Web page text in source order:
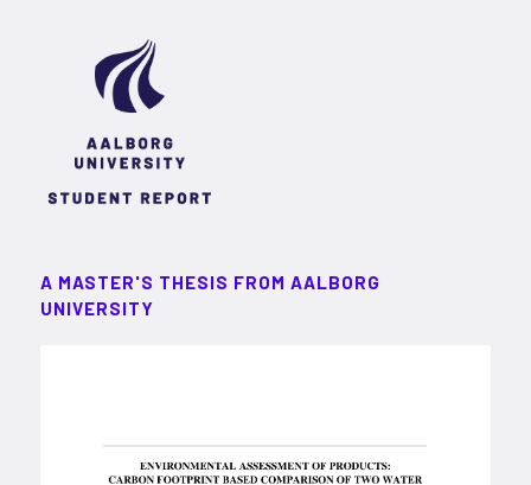
A MASTER'S THESIS FROM AALBORG
UNIVERSITY